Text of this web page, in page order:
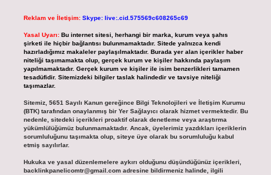
Reklam ve İletişim: Skype: live:.cid.575569c608265c69
Yasal Uyarı: Bu internet sitesi, herhangi bir marka, kurum veya şahıs
şirketi ile hiçbir bağlantısı bulunmamaktadır. Sitede yalnızca kendi
hazırladığımız makaleler paylaşılmaktadır. Burada yer alan içerikler haber
niteliği taşımamakta olup, gerçek kurum ve kişiler hakkında paylaşım
yapılmamaktadır. Gerçek kurum ve kişiler ile isim benzerlikleri tamamen
tesadüfidir. Sitemizdeki bilgiler taslak halindedir ve tavsiye niteliği
taşımazlar.
Sitemiz, 5651 Sayılı Kanun gereğince Bilgi Teknolojileri ve İletişim Kurumu
(BTK) tarafından onaylanmış bir Yer Sağlayıcı olarak hizmet vermektedir. Bu
nedenle, sitedeki içerikleri proaktif olarak denetleme veya araştırma
yükümlülüğümüz bulunmamaktadır. Ancak, üyelerimiz yazdıkları içeriklerin
sorumluluğunu taşımakta olup, siteye üye olarak bu sorumluluğu kabul
etmiş sayılırlar.
Hukuka ve yasal düzenlemelere aykırı olduğunu düşündüğünüz içerikleri,
backlinkpanelicomtr@gmail.comadresine bildirmeniz halinde, ilgili